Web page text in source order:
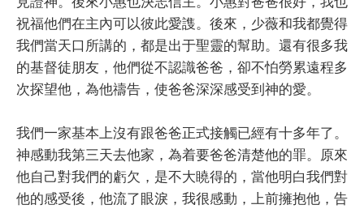
祝福他們在主內可以彼此愛謢。後來，少薇和我都覺得
我們當天口所講的，都是出于聖靈的幫助。還有很多我
的基督徒朋友，他們從不認識爸爸，卻不怕勞累遠程多
次探望他，為他禱告，使爸爸深深感受到神的愛。
我們一家基本上沒有跟爸爸正式接觸已經有十多年了。
神感動我第三天去他家，為着要爸爸清楚他的罪。原來
他自己對我們的虧欠，是不大䁱得的，當他明白我們對
他的感受後，他流了眼淚，我很感動，上前擁抱他，告